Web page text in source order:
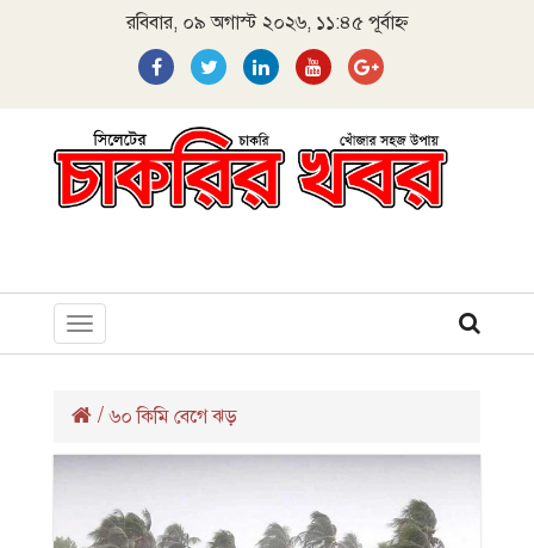
রবিবার, ০৯ অগাস্ট ২০২৬, ১১:৪৫ পূর্বাহ্ন
Toggle
navigation
/৬০ কিমি বেগে ঝড়